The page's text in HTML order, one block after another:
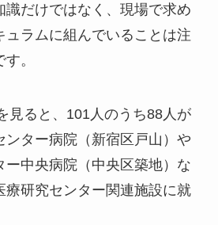
識だけではなく、現場で求め
ュラムに組んでいることは注
。
見ると、101人のうち88人が
ンター病院（新宿区戸山）や
ー中央病院（中央区築地）な
療研究センター関連施設に就